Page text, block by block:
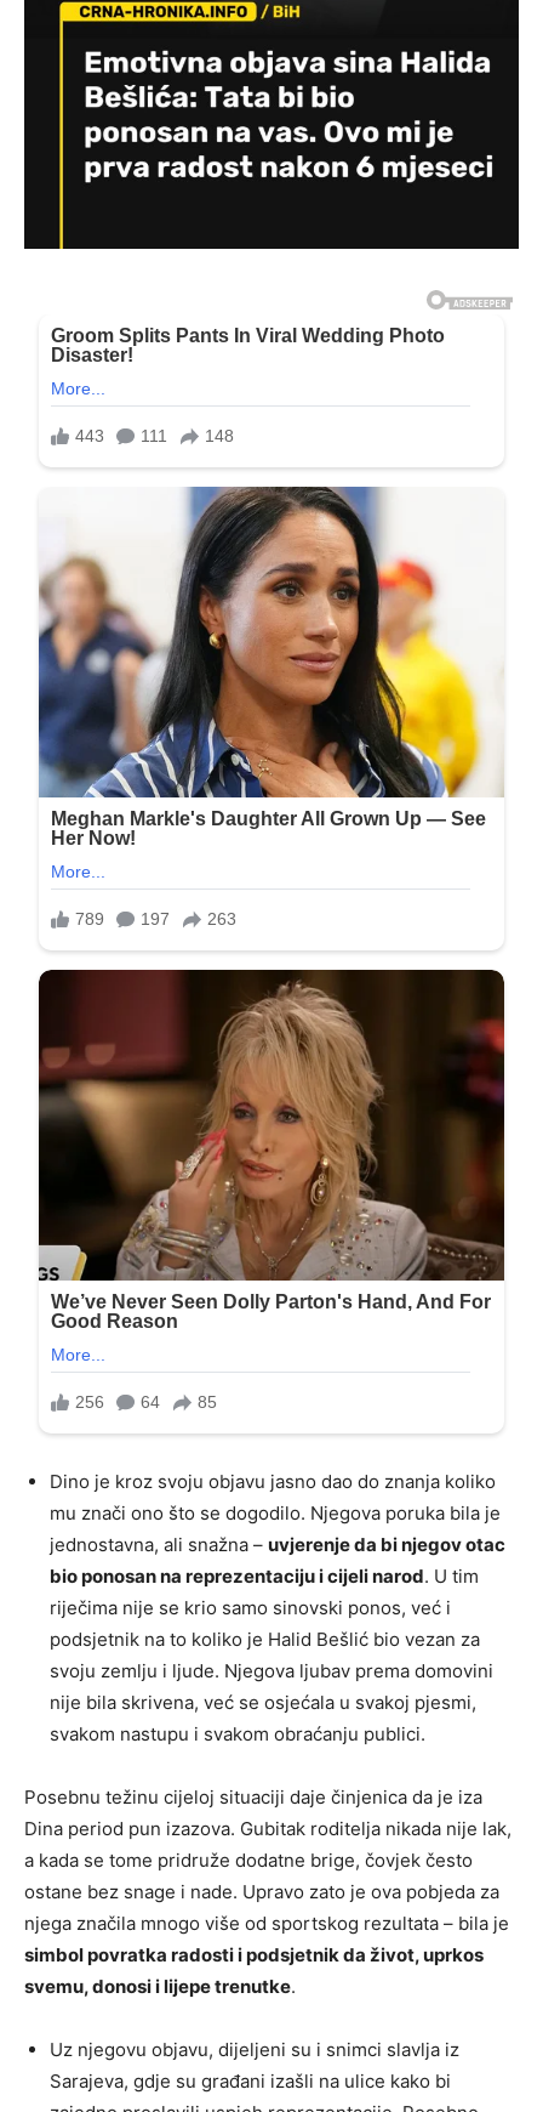
Dino je kroz svoju objavu jasno dao do znanja koliko
mu znači ono što se dogodilo. Njegova poruka bila je
jednostavna, ali snažna – uvjerenje da bi njegov otac
bio ponosan na reprezentaciju i cijeli narod. U tim
riječima nije se krio samo sinovski ponos, već i
podsjetnik na to koliko je Halid Bešlić bio vezan za
svoju zemlju i ljude. Njegova ljubav prema domovini
nije bila skrivena, već se osjećala u svakoj pjesmi,
svakom nastupu i svakom obraćanju publici.
Posebnu težinu cijeloj situaciji daje činjenica da je iza
Dina period pun izazova. Gubitak roditelja nikada nije lak,
a kada se tome pridruže dodatne brige, čovjek često
ostane bez snage i nade. Upravo zato je ova pobjeda za
njega značila mnogo više od sportskog rezultata – bila je
simbol povratka radosti i podsjetnik da život, uprkos
svemu, donosi i lijepe trenutke.
Uz njegovu objavu, dijeljeni su i snimci slavlja iz
Sarajeva, gdje su građani izašli na ulice kako bi